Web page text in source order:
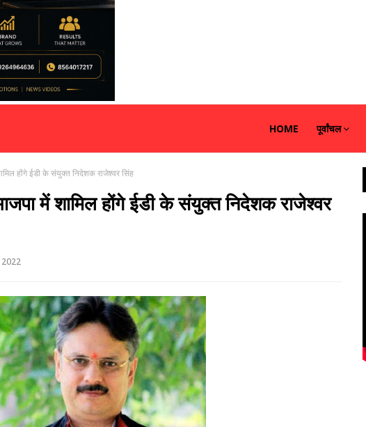
HOME पूर्वांचल
होंगे ईडी के संयुक्त निदेशक राजेश्वर सिंह
में शामिल होंगे ईडी के संयुक्त निदेशक राजेश्वर